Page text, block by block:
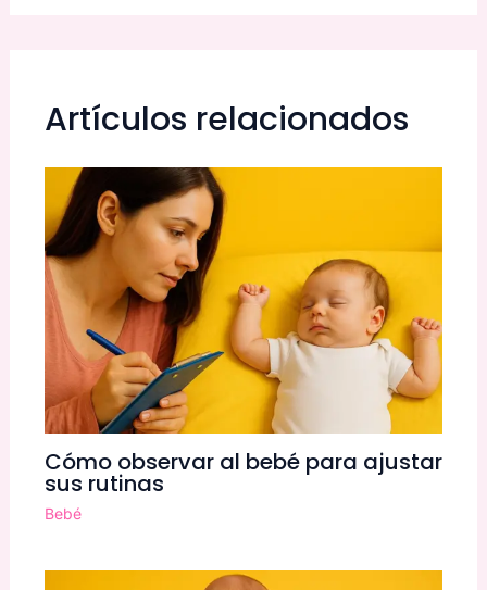
Artículos relacionados
Cómo observar al bebé para ajustar
sus rutinas
Bebé